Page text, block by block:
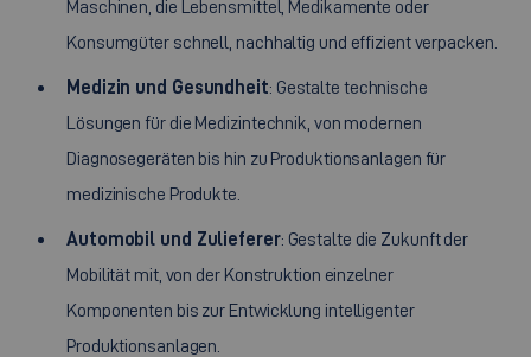
Maschinen, die Lebensmittel, Medikamente oder
Konsumgüter schnell, nachhaltig und effizient verpacken.
Medizin und Gesundheit: Gestalte technische
Lösungen für die Medizintechnik, von modernen
Diagnosegeräten bis hin zu Produktionsanlagen für
medizinische Produkte.
Automobil und Zulieferer: Gestalte die Zukunft der
Mobilität mit, von der Konstruktion einzelner
Komponenten bis zur Entwicklung intelligenter
Produktionsanlagen.